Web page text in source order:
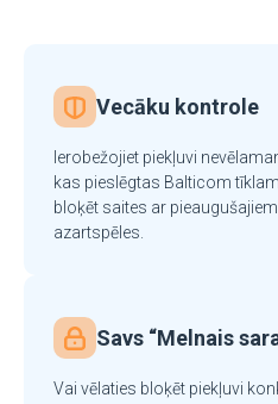
Vecāku kontrole
Ierobežojiet piekļuvi
kas pieslēgtas Balticom
bloķēt saites ar
azartspēles.
Savs “Melnais
Vai vēlaties bloķēt piekļuvi